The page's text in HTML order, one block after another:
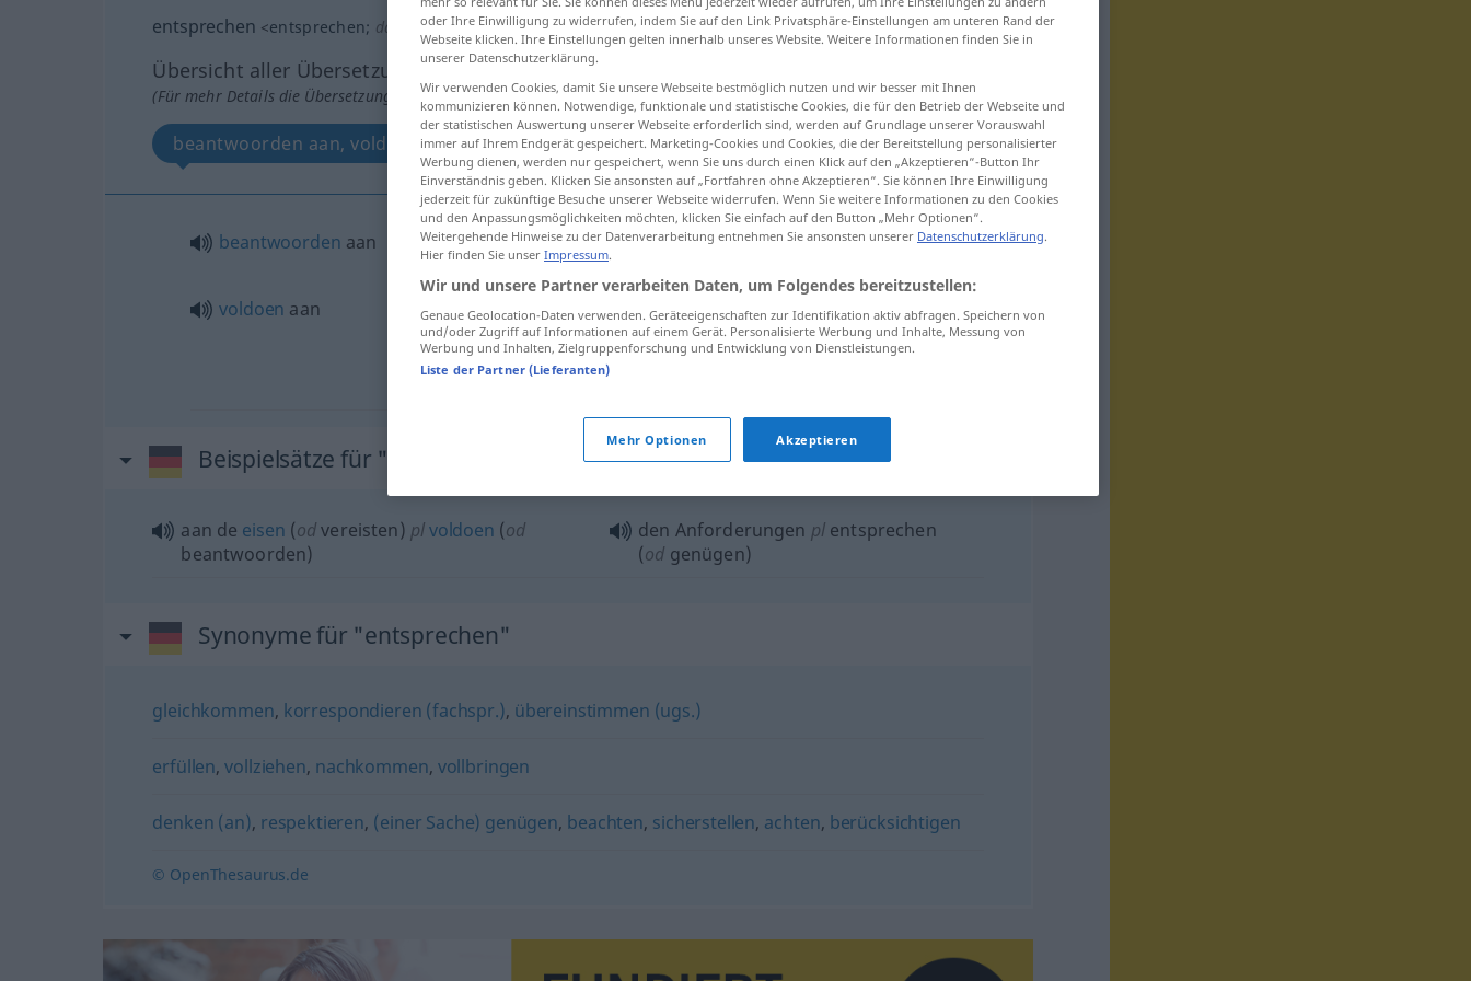
entsprechen <entsprechen; dat
Übersicht aller Übersetzungen
(Für mehr Details die Übersetzung anklicken/antippen)
beantwoorden aan, voldoen aan
beantwoorden aan entsprechen
voldoen aan entsprechen Zwecka.u.
Anforderung, Antrag, Erwartung,
Beispielsätze für "entsprechen"
aan de eisen (odvereisten) plvoldoen (od
beantwoorden)
den Anforderungen plentsprechen
(od genügen)
Synonyme für "entsprechen"
gleichkommen, korrespondieren (fachspr.), übereinstimmen (ugs.)
erfüllen,vollziehen, nachkommen, vollbringen
denken (an), respektieren, (einer Sache) genügen, beachten, sicherstellen, achten, berücksichtigen
© OpenThesaurus.de
oder Ihre Einwilligung zu widerrufen, indem Sie auf den Link Privatsphäre-Einstellungen am unteren Rand der
Webseite klicken. Ihre Einstellungen gelten innerhalb unseres Website. Weitere Informationen finden Sie in
unserer Datenschutzerklärung.
Wir verwenden Cookies, damit Sie unsere Webseite bestmöglich nutzen und wir besser mit Ihnen
kommunizieren können. Notwendige, funktionale und statistische Cookies, die für den Betrieb der Webseite und
der statistischen Auswertung unserer Webseite erforderlich sind, werden auf Grundlage unserer Vorauswahl
immer auf Ihrem Endgerät gespeichert. Marketing-Cookies und Cookies, die der Bereitstellung personalisierter
Werbung dienen, werden nur gespeichert, wenn Sie uns durch einen Klick auf den „Akzeptieren“-Button Ihr
Einverständnis geben. Klicken Sie ansonsten auf „Fortfahren ohne Akzeptieren“. Sie können Ihre Einwilligung
jederzeit für zukünftige Besuche unserer Webseite widerrufen. Wenn Sie weitere Informationen zu den Cookies
und den Anpassungsmöglichkeiten möchten, klicken Sie einfach auf den Button „Mehr Optionen“.
Weitergehende Hinweise zu der Datenverarbeitung entnehmen Sie ansonsten unserer Datenschutzerklärung.
Hier finden Sie unser Impressum.
Wir und unsere Partner verarbeiten Daten, um Folgendes bereitzustellen:
Genaue Geolocation-Daten verwenden. Geräteeigenschaften zur Identifikation aktiv abfragen. Speichern von
und/oder Zugriff auf Informationen auf einem Gerät. Personalisierte Werbung und Inhalte, Messung von
Werbung und Inhalten, Zielgruppenforschung und Entwicklung von Dienstleistungen.
Liste der Partner (Lieferanten)
Mehr Optionen Akzeptieren